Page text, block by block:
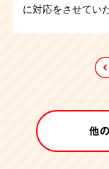
に対応をさせてい
買取品目
Panasonic パナ
買取合計
の運び出しに苦労
他